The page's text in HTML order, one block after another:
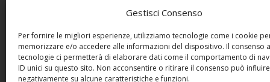
Gestisci Consenso
Per fornire le migliori esperienze, utilizziamo tecnologie come i cookie
memorizzare e/o accedere alle informazioni del dispositivo. Il consenso
tecnologie ci permetterà di elaborare dati come il comportamento di
ID unici su questo sito. Non acconsentire o ritirare il consenso può influire
negativamente su alcune caratteristiche e funzioni.